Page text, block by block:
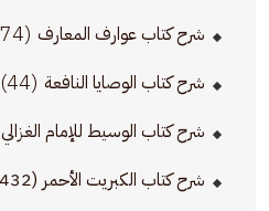
شرح كتاب عوارف المعارف (74)
شرح كتاب الوصايا النافعة (44)
شرح كتاب الوسيط للإمام الغزالي
شرح كتاب الكبريت الأحمر (1432 هجري)